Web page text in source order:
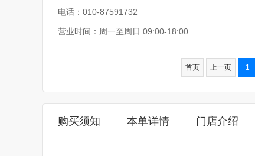
电话：010-87591732
营业时间：周一至周日 09:00-18:00
首页 上一页 1
购买须知 本单详情 门店介绍